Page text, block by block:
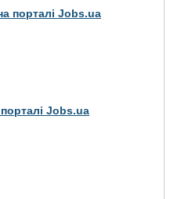
порталі Jobs.ua
Jobs.ua